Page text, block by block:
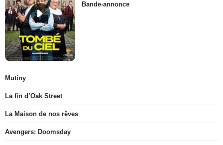
Bande-annonce
Mutiny
La fin d’Oak Street
La Maison de nos rêves
Avengers: Doomsday